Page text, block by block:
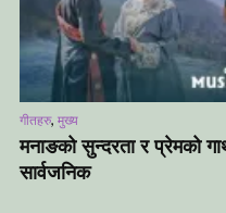
गीतहरु, मुख्य
मनाङको सुन्दरता र प्रेमको
सार्वजनिक